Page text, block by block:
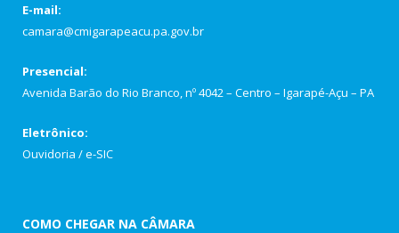
E-mail:
camara@cmigarapeacu.pa.gov.br
Presencial:
Avenida Barão do Rio Branco, nº 4042 – Centro – Igarapé-Açu – PA
Eletrônico:
Ouvidoria /e-SIC
COMO CHEGAR NA CÂMARA